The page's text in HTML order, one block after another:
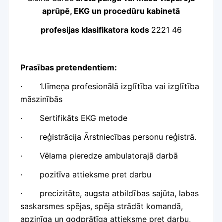
aprūpē, EKG un procedūru kabinetā
profesijas klasifikatora kods 2221 46
Prasības pretendentiem:
·
1.līmeņa profesionālā izglītība vai izglītība
māszinībās
·
Sertifikāts EKG metode
·
reģistrācija Ārstniecības personu reģistrā.
·
Vēlama pieredze ambulatorajā darbā
·
pozitīva attieksme pret darbu
·
precizitāte, augsta atbildības sajūta, labas
saskarsmes spējas, spēja strādāt komandā,
apzinīga un godprātīga attieksme pret darbu,